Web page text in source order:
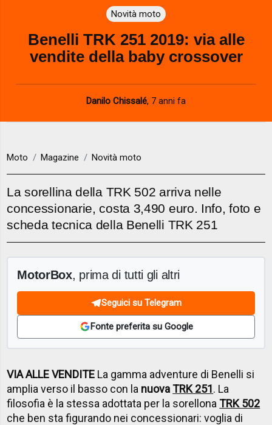
Novità moto
Benelli TRK 251 2019: via alle
vendite della baby crossover
Danilo Chissalé, 7 anni fa
Moto Magazine Novità moto
La sorellina della TRK 502 arriva nelle
concessionarie, costa 3,490 euro. Info, foto e
scheda tecnica della Benelli TRK 251
MotorBox, prima di tutti gli altri
Seguici su Telegram
Fonte preferita su Google
VIA ALLE VENDITE La gamma adventure di Benelli si
amplia verso il basso con la nuovaTRK 251. La
filosofia è la stessa adottata per la sorellonaTRK 502
che ben sta figurando nei concessionari: voglia di